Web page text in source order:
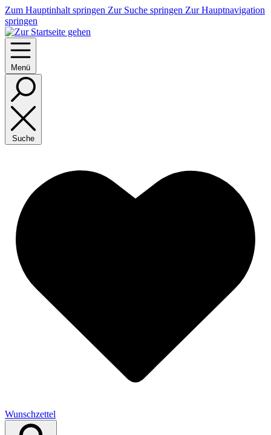
Zum Hauptinhalt springen Zur Suche springen Zur Hauptnavigation
springen
Menü
Suche
Wunschzettel